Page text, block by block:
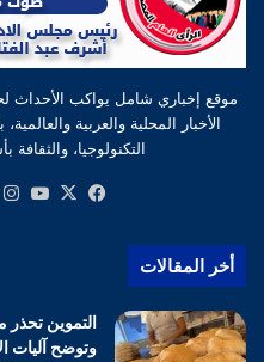
موقع إخباري شامل يواكب الأحداث
الأخبار المحلية والعربية
التكنولوجيا،
فيسبوك
‫X
أخر المقالات
التموين تحذر
وتوضح آليات